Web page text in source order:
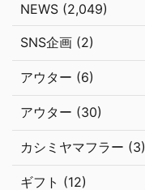
NEWS (2,049)
SNS企画 (2)
アウター (6)
アウター (30)
カシミヤマフラー (3)
ギフト (12)